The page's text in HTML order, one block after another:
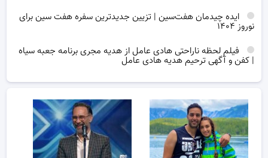
ایده چیدمان هفت‌سین | تزیین جدیدترین سفره هفت سین برای
نوروز ۱۴۰۴
فیلم لحظه ناراحتی هادی عامل از هدیه مجری برنامه جعبه سیاه
| کفن و آگهی ترحیم هدیه هادی عامل